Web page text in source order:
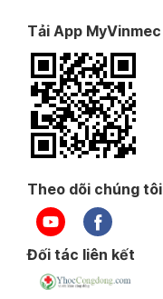
Tải App MyVinmec
Theo dõi chúng tôi
Đối tác liên kết